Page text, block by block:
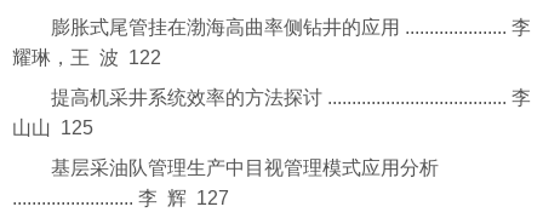
膨胀式尾管挂在渤海高曲率侧钻井的应用 ..................... 李
耀琳，王 波 122
提高机采井系统效率的方法探讨 ..................................... 李
山山 125
基层采油队管理生产中目视管理模式应用分析
......................... 李 辉 127